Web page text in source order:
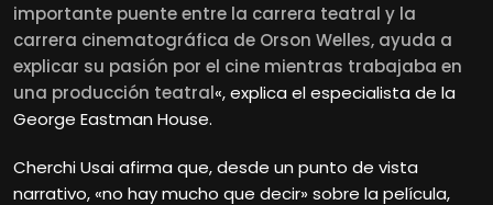
importante puente entre la carrera teatral y la
carrera cinematográfica de Orson Welles, ayuda a
explicar su pasión por el cine mientras trabajaba en
una producción teatral«, explica el especialista de la
George Eastman House.
Cherchi Usai afirma que, desde un punto de vista
narrativo, «no hay mucho que decir» sobre la película,